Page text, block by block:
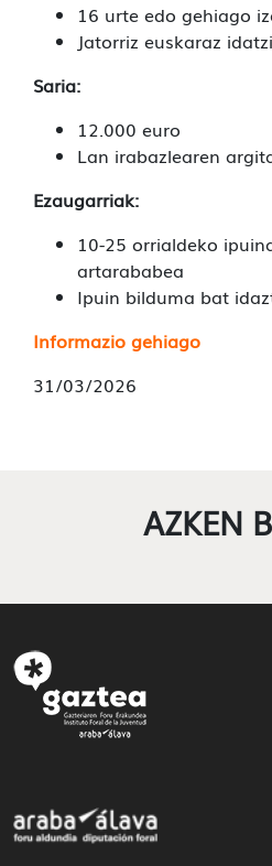
16 urte edo gehiago
Jatorriz euskaraz
Saria:
12.000 euro
Lan irabazlearen
Ezaugarriak:
10-25 orrialdeko
artarababea
Ipuin bilduma bat
Informazio gehiago
31/03/2026
AZKEN